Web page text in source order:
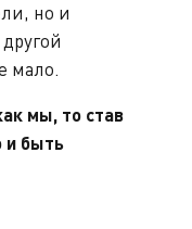
но и
мало.
мы, то став
и быть